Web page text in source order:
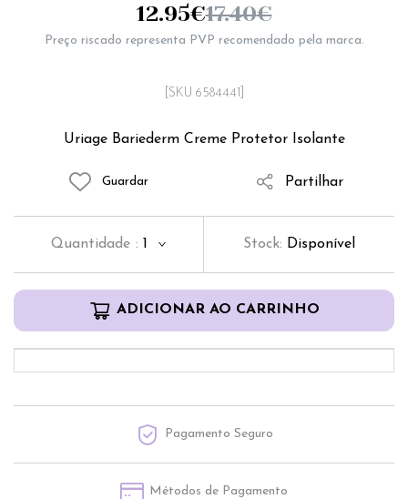
Uriage Bariederm Creme Protetor Isolante
[SKU 6584441]
12.95€17.40€
Preço riscado representa PVP recomendado pela marca.
Guardar Partilhar
Quantidade : 1 Stock: Disponível
ADICIONAR AO CARRINHO
Pagamento Seguro
Métodos de Pagamento